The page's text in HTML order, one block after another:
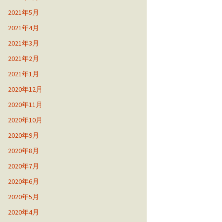
2021年5月
2021年4月
2021年3月
2021年2月
2021年1月
2020年12月
2020年11月
2020年10月
2020年9月
2020年8月
2020年7月
2020年6月
2020年5月
2020年4月